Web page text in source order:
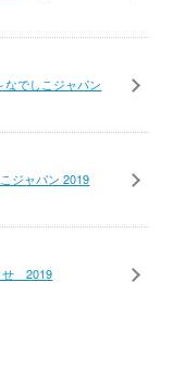
でしこジャパン
ジャパン 2019
せ 2019